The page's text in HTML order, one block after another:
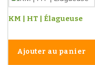
KM | HT | Élagueuse
Ajouter au panier